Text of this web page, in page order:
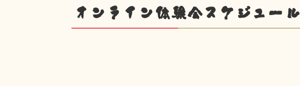
オンライン体験会スケジュール